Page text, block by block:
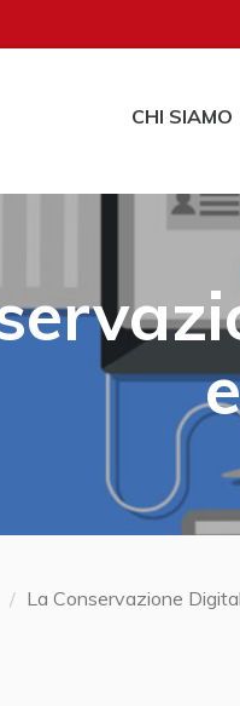
CHI SIAMO
La Conservazione